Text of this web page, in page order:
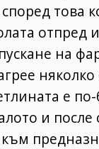
това
отпред
на
няколко
е
и после